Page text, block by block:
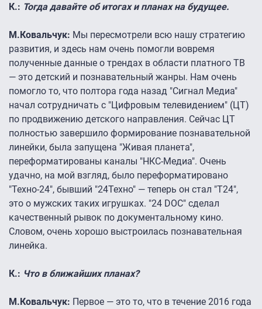
К.: Тогда давайте об итогах и планах на будущее.
М.Ковальчук: Мы пересмотрели всю нашу стратегию
развития, и здесь нам очень помогли вовремя
полученные данные о трендах в области платного ТВ
— это детский и познавательный жанры. Нам очень
помогло то, что полтора года назад "Сигнал Медиа"
начал сотрудничать с "Цифровым телевидением" (ЦТ)
по продвижению детского направления. Сейчас ЦТ
полностью завершило формирование познавательной
линейки, была запущена "Живая планета",
переформатированы каналы "НКС-Медиа". Очень
удачно, на мой взгляд, было переформатировано
"Техно-24″, бывший "24Техно" — теперь он стал "Т24″,
это о мужских таких игрушках. "24 DOC" сделал
качественный рывок по документальному кино.
Словом, очень хорошо выстроилась познавательная
линейка.
К.: Что в ближайших планах?
М.Ковальчук: Первое — это то, что в течение 2016 года